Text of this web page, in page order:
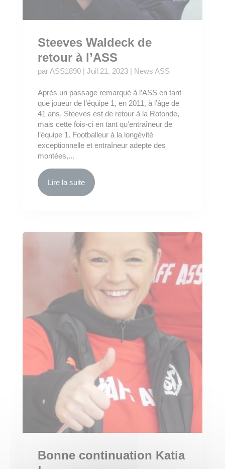
Steeves Waldeck de
retour à l’ASS
parASS1890| Juil 21, 2023| News ASS
Après un passage remarqué à l’ASS en tant
que joueur de l’équipe 1, en 2011, à l’âge de
41 ans, Steeves est de retour à la Rotonde,
mais cette fois-ci en tant qu’entraîneur de
l’équipe 1. Footballeur à la longévité
exceptionnelle et entraîneur adepte des
montées,...
Lire la suite
Bonne continuation Katia